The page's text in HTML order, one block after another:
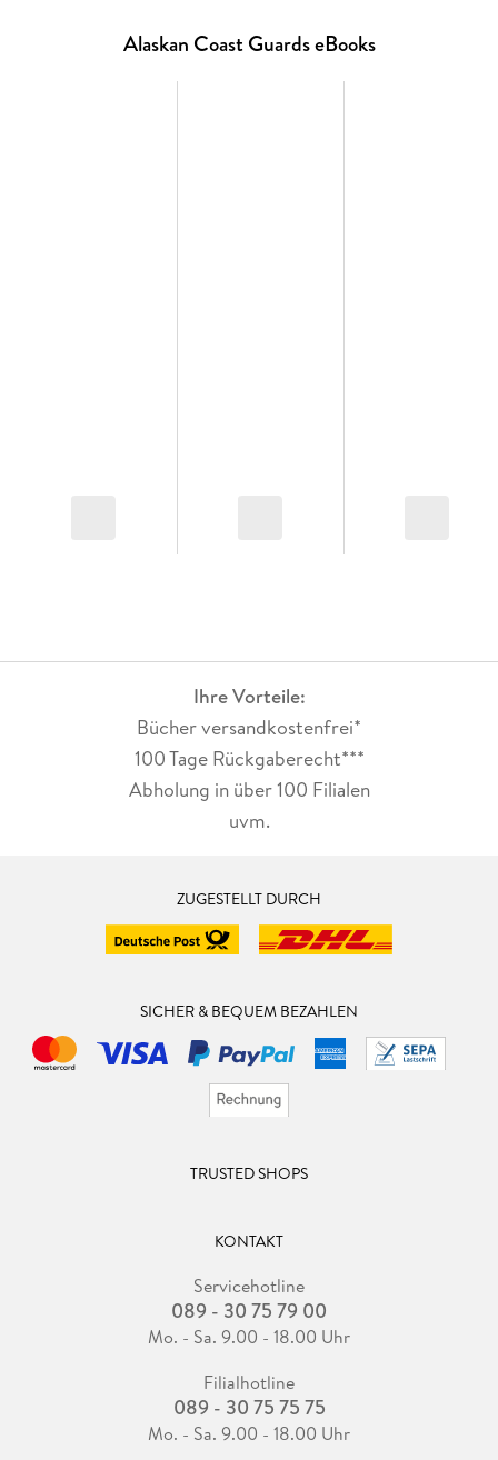
Alaskan Coast Guards eBooks
Ihre Vorteile:
Bücher versandkostenfrei*
100 Tage Rückgaberecht***
Abholung in über 100 Filialen
uvm.
ZUGESTELLT DURCH
SICHER & BEQUEM BEZAHLEN
TRUSTED SHOPS
KONTAKT
Servicehotline
089 - 30 75 79 00
Mo. - Sa. 9.00 - 18.00 Uhr
Filialhotline
089 - 30 75 75 75
Mo. - Sa. 9.00 - 18.00 Uhr